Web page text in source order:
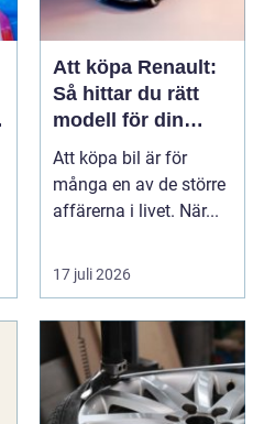
Att köpa Renault:
Så hittar du rätt
modell för din
vardag
Att köpa bil är för
många en av de större
affärerna i livet. När...
17 juli 2026